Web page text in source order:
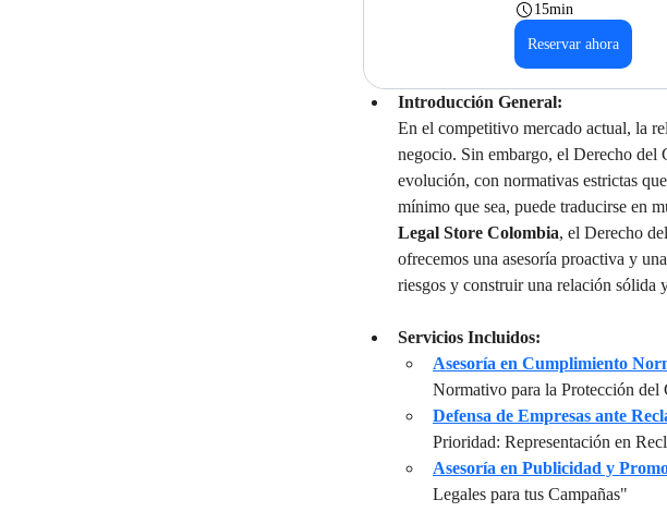
15min
Reservar ahora
Introducción General:
En el competitivo mercado actual, la
negocio. Sin embargo, el Derecho del
evolución, con normativas estrictas
mínimo que sea, puede traducirse en
Legal Store Colombia, el Derecho
ofrecemos una asesoría proactiva y
riesgos y construir una relación sólida
Servicios Incluidos:
Asesoría en Cumplimiento
Normativo para la Protección del
Defensa de Empresas ante
Prioridad: Representación en
Asesoría en Publicidad y
Legales para tus Campañas"